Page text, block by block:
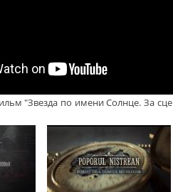
"Звезда по имени Солнце. За